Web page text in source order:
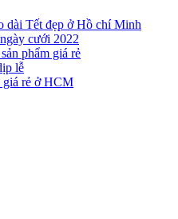
dài Tết đẹp ở Hồ chí Minh
cưới 2022
phẩm giá rẻ
lễ
giá rẻ ở HCM